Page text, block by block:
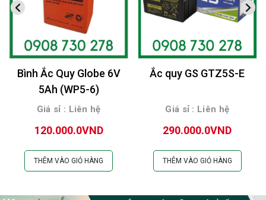
Bình Ắc Quy Globe 6V
5Ah (WP5-6)
Giá sỉ : Liên hệ
120.000.0VND
THÊM VÀO GIỎ HÀNG
Ắc quy GS GTZ5S-E
Giá sỉ : Liên hệ
290.000.0VND
THÊM VÀO GIỎ HÀNG